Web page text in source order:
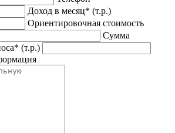
Доход в месяц* (т.р.)
Ориентировочная стоимость
Сумма
(т.р.)